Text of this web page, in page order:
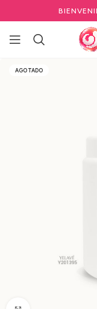
Inicio Estéticas
AGOTADO